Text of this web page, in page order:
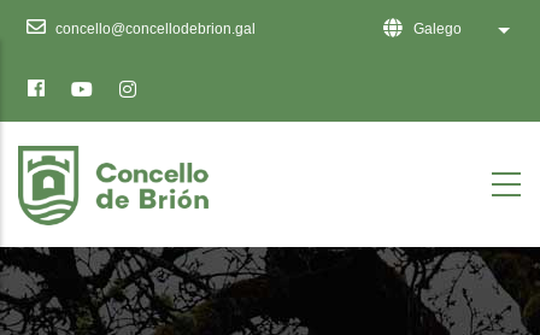
sitio
web
inclúe
un
sistema
de
concello@concellodebrion.gal Galego List